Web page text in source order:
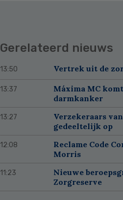
Gerelateerd nieuws
13:50 Vertrek uit de
13:37
Máxima MC
darmkanker
13:27
Verzekeraars
gedeeltelijk op
12:08
Reclame Code
Morris
11:23
Nieuwe
Zorgreserve